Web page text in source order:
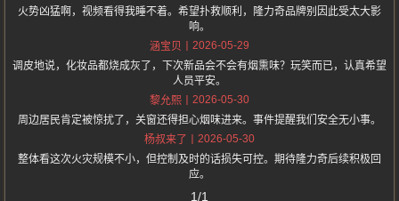
火势凶猛啊，视频看得我睡不着。希望扑救顺利，隆力奇品牌别因此受太大影
响。
涵宝贝
2026-05-29
调皮地说，化妆品都烧成灰了，下次新品会不会有烟熏味？玩笑而已，认真希望
人员平安。
黎允熙
2026-05-30
周边居民肯定被惊扰了，关窗还得担心烟味进来。事件提醒我们安全无小事。
杨叔来了
2026-05-30
整体看这次火灾规模不小，但控制及时的话损失可控。期待隆力奇后续积极回
应。
1/1